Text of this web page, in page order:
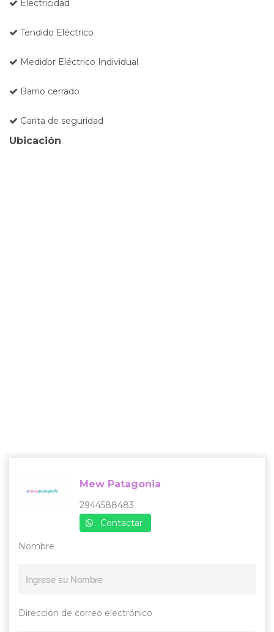
Electricidad
Tendido Eléctrico
Medidor Eléctrico Individual
Barrio cerrado
Garita de seguridad
Ubicación
Mew Patagonia
2944588483
Contactar
Nombre
Dirección de correo electrónico